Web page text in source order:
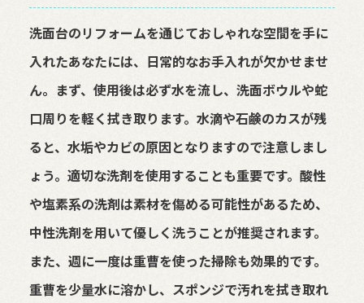
洗面台のリフォームを通じておしゃれな空間を手に
入れたあなたには、日常的なお手入れが欠かせませ
ん。まず、使用後は必ず水を流し、洗面ボウルや蛇
口周りを軽く拭き取ります。水滴や石鹸のカスが残
ると、水垢やカビの原因となりますので注意しまし
ょう。適切な洗剤を使用することも重要です。酸性
や塩素系の洗剤は素材を傷める可能性があるため、
中性洗剤を用いて優しく洗うことが推奨されます。
また、週に一度は重曹を使った掃除も効果的です。
重曹を少量水に溶かし、スポンジで汚れを拭き取れ